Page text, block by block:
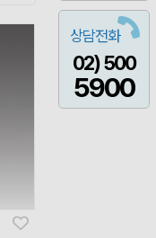
상담전화
02) 500
5900